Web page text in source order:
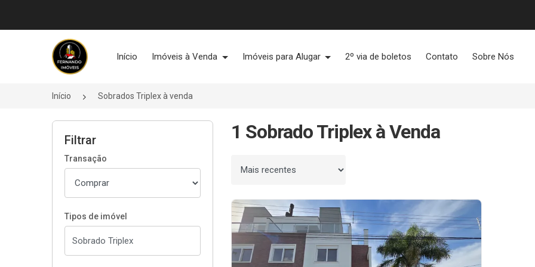
Página inicial
Início Imóveis à Venda Imóveis para Alugar 2º via de boletos Contato Sobre Nós
Início Sobrados Triplex à venda
Filtrar
Transação
Tipos de imóvel
1 Sobrado Triplex à Venda
Ordenar por